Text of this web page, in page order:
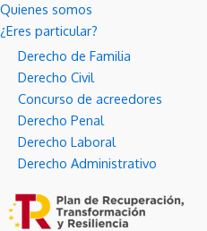
Quienes somos
¿Eres particular?
Derecho de Familia
Derecho Civil
Concurso de acreedores
Derecho Penal
Derecho Laboral
Derecho Administrativo